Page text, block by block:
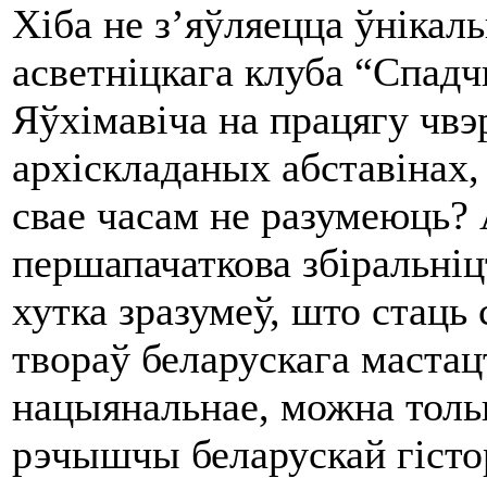
Хіба не з’яўляецца
асветніцкага клуба
Яўхімавіча на працягу
архіскладаных
свае часам не
першапачаткова
хутка зразумеў, што
твораў беларускага
нацыянальнае, можна
рэчышчы беларускай